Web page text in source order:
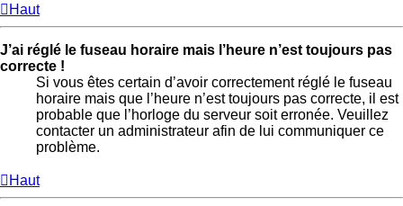
Haut
J’ai réglé le fuseau horaire mais l’heure n’est toujours pas
correcte !
Si vous êtes certain d’avoir correctement réglé le fuseau
horaire mais que l’heure n’est toujours pas correcte, il est
probable que l’horloge du serveur soit erronée. Veuillez
contacter un administrateur afin de lui communiquer ce
problème.
Haut